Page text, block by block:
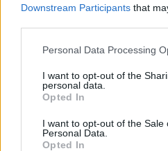
Downstream Participants that
Personal Data Processing
I want to opt-out of the
personal data.
Opted In
I want to opt-out of the Sale
Personal Data.
Opted In
4